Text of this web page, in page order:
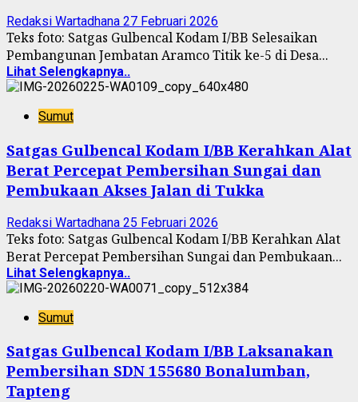
Redaksi Wartadhana 27 Februari 2026
Teks foto: Satgas Gulbencal Kodam I/BB Selesaikan
Pembangunan Jembatan Aramco Titik ke-5 di Desa...
Lihat Selengkapnya..
Sumut
Satgas Gulbencal Kodam I/BB Kerahkan Alat
Berat Percepat Pembersihan Sungai dan
Pembukaan Akses Jalan di Tukka
Redaksi Wartadhana 25 Februari 2026
Teks foto: Satgas Gulbencal Kodam I/BB Kerahkan Alat
Berat Percepat Pembersihan Sungai dan Pembukaan...
Lihat Selengkapnya..
Sumut
Satgas Gulbencal Kodam I/BB Laksanakan
Pembersihan SDN 155680 Bonalumban,
Tapteng